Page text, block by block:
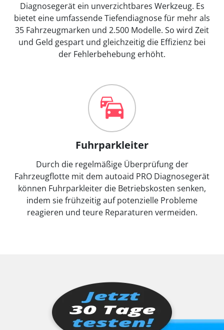
Diagnosegerät ein unverzichtbares Werkzeug. Es
bietet eine umfassende Tiefendiagnose für mehr als
35 Fahrzeugmarken und 2.500 Modelle. So wird Zeit
und Geld gespart und gleichzeitig die Effizienz bei
der Fehlerbehebung erhöht.
Fuhrparkleiter
Durch die regelmäßige Überprüfung der
Fahrzeugflotte mit dem autoaid PRO Diagnosegerät
können Fuhrparkleiter die Betriebskosten senken,
indem sie frühzeitig auf potenzielle Probleme
reagieren und teure Reparaturen vermeiden.